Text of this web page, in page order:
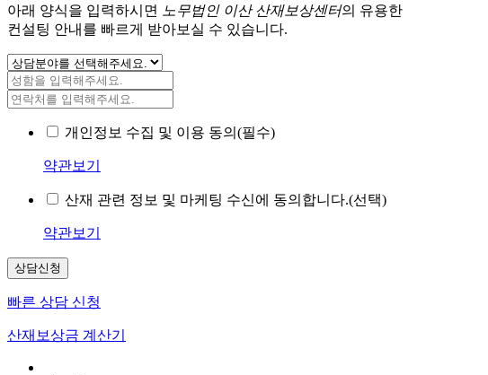
아래 양식을 입력하시면
노무법인 이산 산재보상센터의 유용한
컨설팅 안내를 빠르게 받아보실 수 있습니다.
개인정보 수집 및 이용 동의(필수)
약관보기
산재 관련 정보 및 마케팅 수신에 동의합니다.(선택)
약관보기
상담신청
빠른 상담 신청
산재보상금 계산기